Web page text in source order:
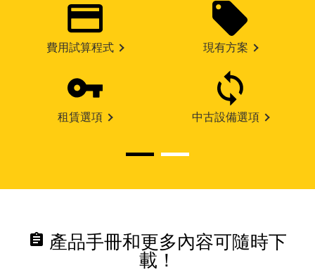
費用試算程式 現有方案
租賃選項 中古設備選項
assignment 產品手冊和更多內容可隨時下
載！